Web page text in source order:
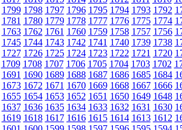
1799 1798 1797 1796 1795 1794 1793 1792
1781 1780 1779 1778 1777 1776 1775 1774
1763 1762 1761 1760 1759 1758 1757 1756
1745 1744 1743 1742 1741 1740 1739 1738
1727 1726 1725 1724 1723 1722 1721 1720
1709 1708 1707 1706 1705 1704 1703 1702
1691 1690 1689 1688 1687 1686 1685 1684
1673 1672 1671 1670 1669 1668 1667 1666
1655 1654 1653 1652 1651 1650 1649 1648
1637 1636 1635 1634 1633 1632 1631 1630
1619 1618 1617 1616 1615 1614 1613 1612